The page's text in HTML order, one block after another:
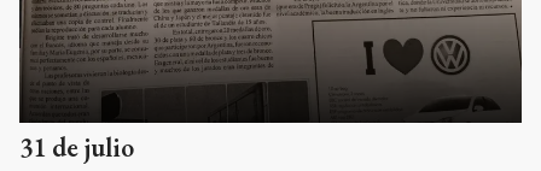
31 de julio